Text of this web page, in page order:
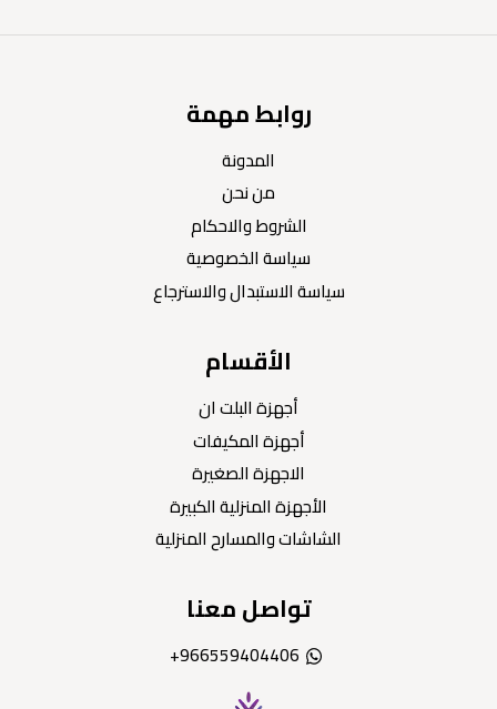
روابط مهمة
المدونة
من نحن
الشروط والاحكام
سياسة الخصوصية
سياسة الاستبدال والاسترجاع
الأقسام
أجهزة البلت ان
أجهزة المكيفات
الاجهزة الصغيرة
الأجهزة المنزلية الكبيرة
الشاشات والمسارح المنزلية
تواصل معنا
966559404406+